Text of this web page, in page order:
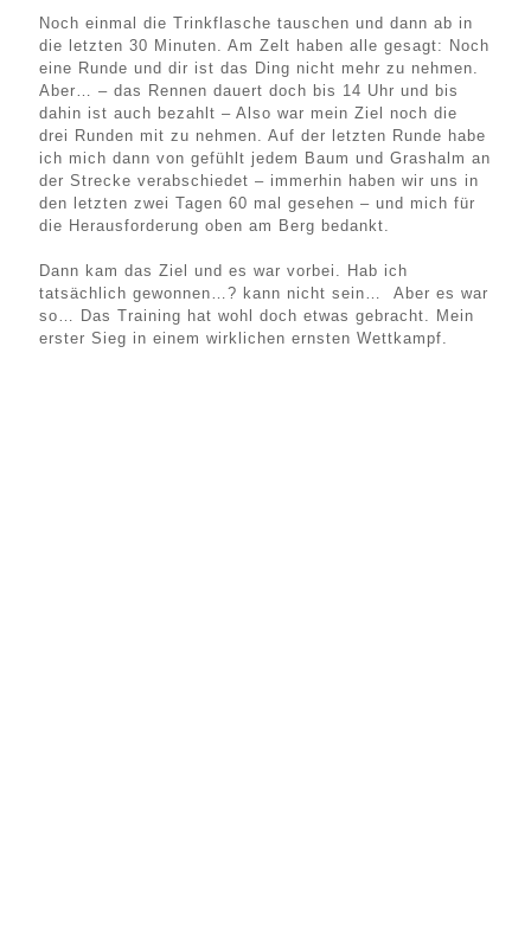
Noch einmal die Trinkflasche tauschen und dann ab in
die letzten 30 Minuten. Am Zelt haben alle gesagt: Noch
eine Runde und dir ist das Ding nicht mehr zu nehmen.
Aber… – das Rennen dauert doch bis 14 Uhr und bis
dahin ist auch bezahlt – Also war mein Ziel noch die
drei Runden mit zu nehmen. Auf der letzten Runde habe
ich mich dann von gefühlt jedem Baum und Grashalm an
der Strecke verabschiedet – immerhin haben wir uns in
den letzten zwei Tagen 60 mal gesehen – und mich für
die Herausforderung oben am Berg bedankt.
Dann kam das Ziel und es war vorbei. Hab ich
tatsächlich gewonnen…? kann nicht sein… Aber es war
so… Das Training hat wohl doch etwas gebracht. Mein
erster Sieg in einem wirklichen ernsten Wettkampf.